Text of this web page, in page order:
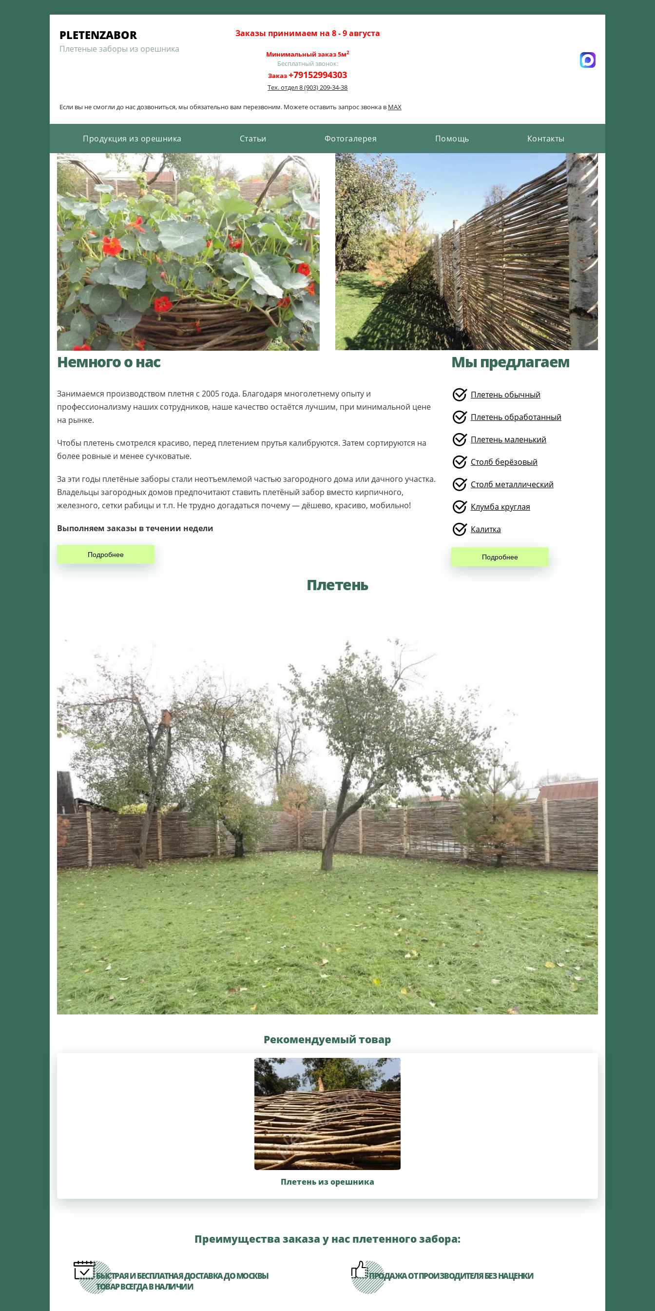
PLETENZABOR
Плетеные заборы из орешника
Заказы принимаем на 8 - 9 августа
Минимальный заказ 5м2
Бесплатный звонок:
Заказ+79152994303
Тех. отдел8 (903) 209-34-38
Если вы не смогли до нас дозвониться, мы обязательно вам перезвоним. Можете оставить запрос звонка в MAX
Продукция из орешника Cтатьи Фотогалерея Помощь Контакты
Немного о нас
Занимаемся производством плетня с 2005 года. Благодаря многолетнему опыту и
профессионализму наших сотрудников, наше качество остаётся лучшим, при минимальной цене
на рынке.
Чтобы плетень смотрелся красиво, перед плетением прутья калибруются. Затем сортируются на
более ровные и менее сучковатые.
За эти годы плетёные заборы стали неотъемлемой частью загородного дома или дачного участка.
Владельцы загородных домов предпочитают ставить плетёный забор вместо кирпичного,
железного, сетки рабицы и т.п. Не трудно догадаться почему — дёшево, красиво, мобильно!
Выполняем заказы в течении недели
Подробнее
Мы предлагаем
Плетень обычный
Плетень обработанный
Плетень маленький
Столб берёзовый
Столб металлический
Клумба круглая
Калитка
Подробнее
Плетень
Рекомендуемый товар
Плетень из орешника
Преимущества заказа у нас плетенного забора:
БЫСТРАЯ И БЕСПЛАТНАЯ ДОСТАВКА ДО МОСКВЫ
ТОВАР ВСЕГДА В НАЛИЧИИ
ПРОДАЖА ОТ ПРОИЗВОДИТЕЛЯ БЕЗ НАЦЕНКИ